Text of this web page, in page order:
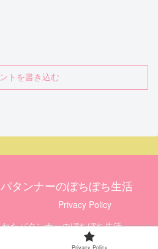
トを書き込む
タンナーのぼちぼち生活
Privacy Policy
たパタンナーのぼちぼち生活.